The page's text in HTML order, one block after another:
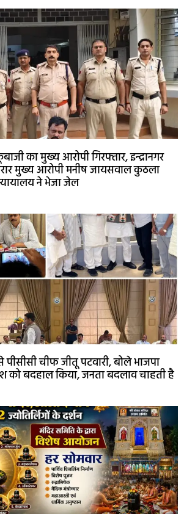
का मुख्य आरोपी गिरफ्तार, इन्द्रानगर
मुख्य आरोपी मनीष जायसवाल कुठला
ने भेजा जेल
चीफ जीतू पटवारी, बोले भाजपा
को बदहाल किया, जनता बदलाव चाहती है